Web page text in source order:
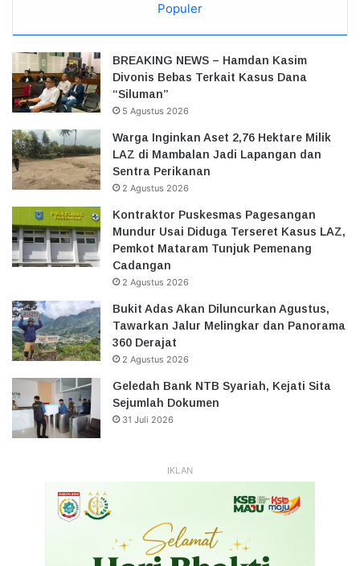
Populer
BREAKING NEWS – Hamdan Kasim
Divonis Bebas Terkait Kasus Dana
“Siluman”
5 Agustus 2026
Warga Inginkan Aset 2,76 Hektare Milik
LAZ di Mambalan Jadi Lapangan dan
Sentra Perikanan
2 Agustus 2026
Kontraktor Puskesmas Pagesangan
Mundur Usai Diduga Terseret Kasus LAZ,
Pemkot Mataram Tunjuk Pemenang
Cadangan
2 Agustus 2026
Bukit Adas Akan Diluncurkan Agustus,
Tawarkan Jalur Melingkar dan Panorama
360 Derajat
2 Agustus 2026
Geledah Bank NTB Syariah, Kejati Sita
Sejumlah Dokumen
31 Juli 2026
IKLAN